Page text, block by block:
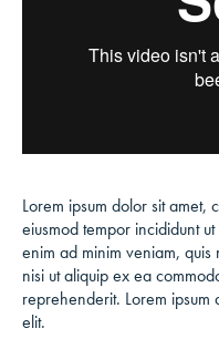
Lorem ipsum dolor sit amet,
eiusmod tempor incididunt
enim ad minim veniam,
nisi ut aliquip ex ea
reprehenderit. Lorem ipsum
elit.